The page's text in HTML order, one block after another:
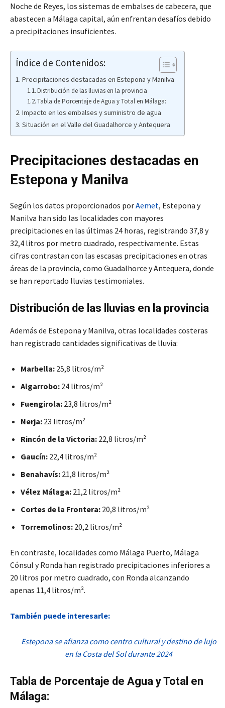
Noche de Reyes, los sistemas de embalses de cabecera, que
abastecen a Málaga capital, aún enfrentan desafíos debido
a precipitaciones insuficientes.
Índice de Contenidos:
Precipitaciones destacadas en Estepona y Manilva
Distribución de las lluvias en la provincia
Tabla de Porcentaje de Agua y Total en Málaga:
Impacto en los embalses y suministro de agua
Situación en el Valle del Guadalhorce y Antequera
Precipitaciones destacadas en
Estepona y Manilva
Según los datos proporcionados porAemet, Estepona y
Manilva han sido las localidades con mayores
precipitaciones en las últimas 24 horas, registrando 37,8 y
32,4 litros por metro cuadrado, respectivamente. Estas
cifras contrastan con las escasas precipitaciones en otras
áreas de la provincia, como Guadalhorce y Antequera, donde
se han reportado lluvias testimoniales.
Distribución de las lluvias en la provincia
Además de Estepona y Manilva, otras localidades costeras
han registrado cantidades significativas de lluvia:
Marbella: 25,8 litros/m²
Algarrobo: 24 litros/m²
Fuengirola: 23,8 litros/m²
Nerja: 23 litros/m²
Rincón de la Victoria: 22,8 litros/m²
Gaucín: 22,4 litros/m²
Benahavís: 21,8 litros/m²
Vélez Málaga: 21,2 litros/m²
Cortes de la Frontera: 20,8 litros/m²
Torremolinos: 20,2 litros/m²
En contraste, localidades como Málaga Puerto, Málaga
Cónsul y Ronda han registrado precipitaciones inferiores a
20 litros por metro cuadrado, con Ronda alcanzando
apenas 11,4 litros/m².
También puede interesarle:
Estepona se afianza como centro cultural y destino de lujo
en la Costa del Sol durante 2024
Tabla de Porcentaje de Agua y Total en
Málaga: